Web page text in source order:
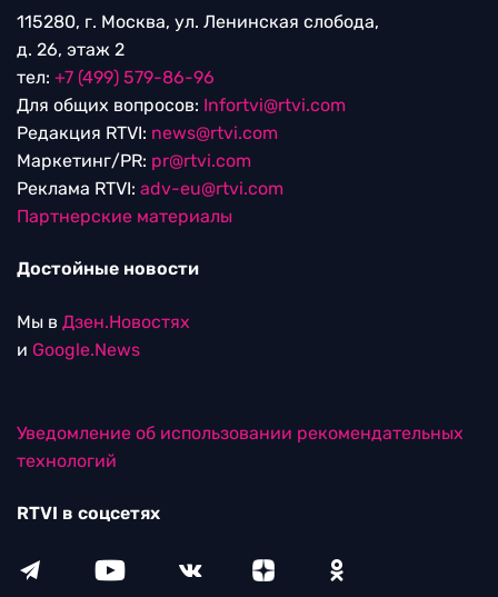
115280, г. Москва, ул. Ленинская слобода,
д. 26, этаж 2
тел: +7 (499) 579-86-96
Для общих вопросов: Infortvi@rtvi.com
Редакция RTVI: news@rtvi.com
Маркетинг/PR: pr@rtvi.com
Реклама RTVI: adv-eu@rtvi.com
Партнерские материалы
Достойные новости
Мы в Дзен.Новостях
и Google.News
Уведомление об использовании рекомендательных
технологий
RTVI в соцсетях